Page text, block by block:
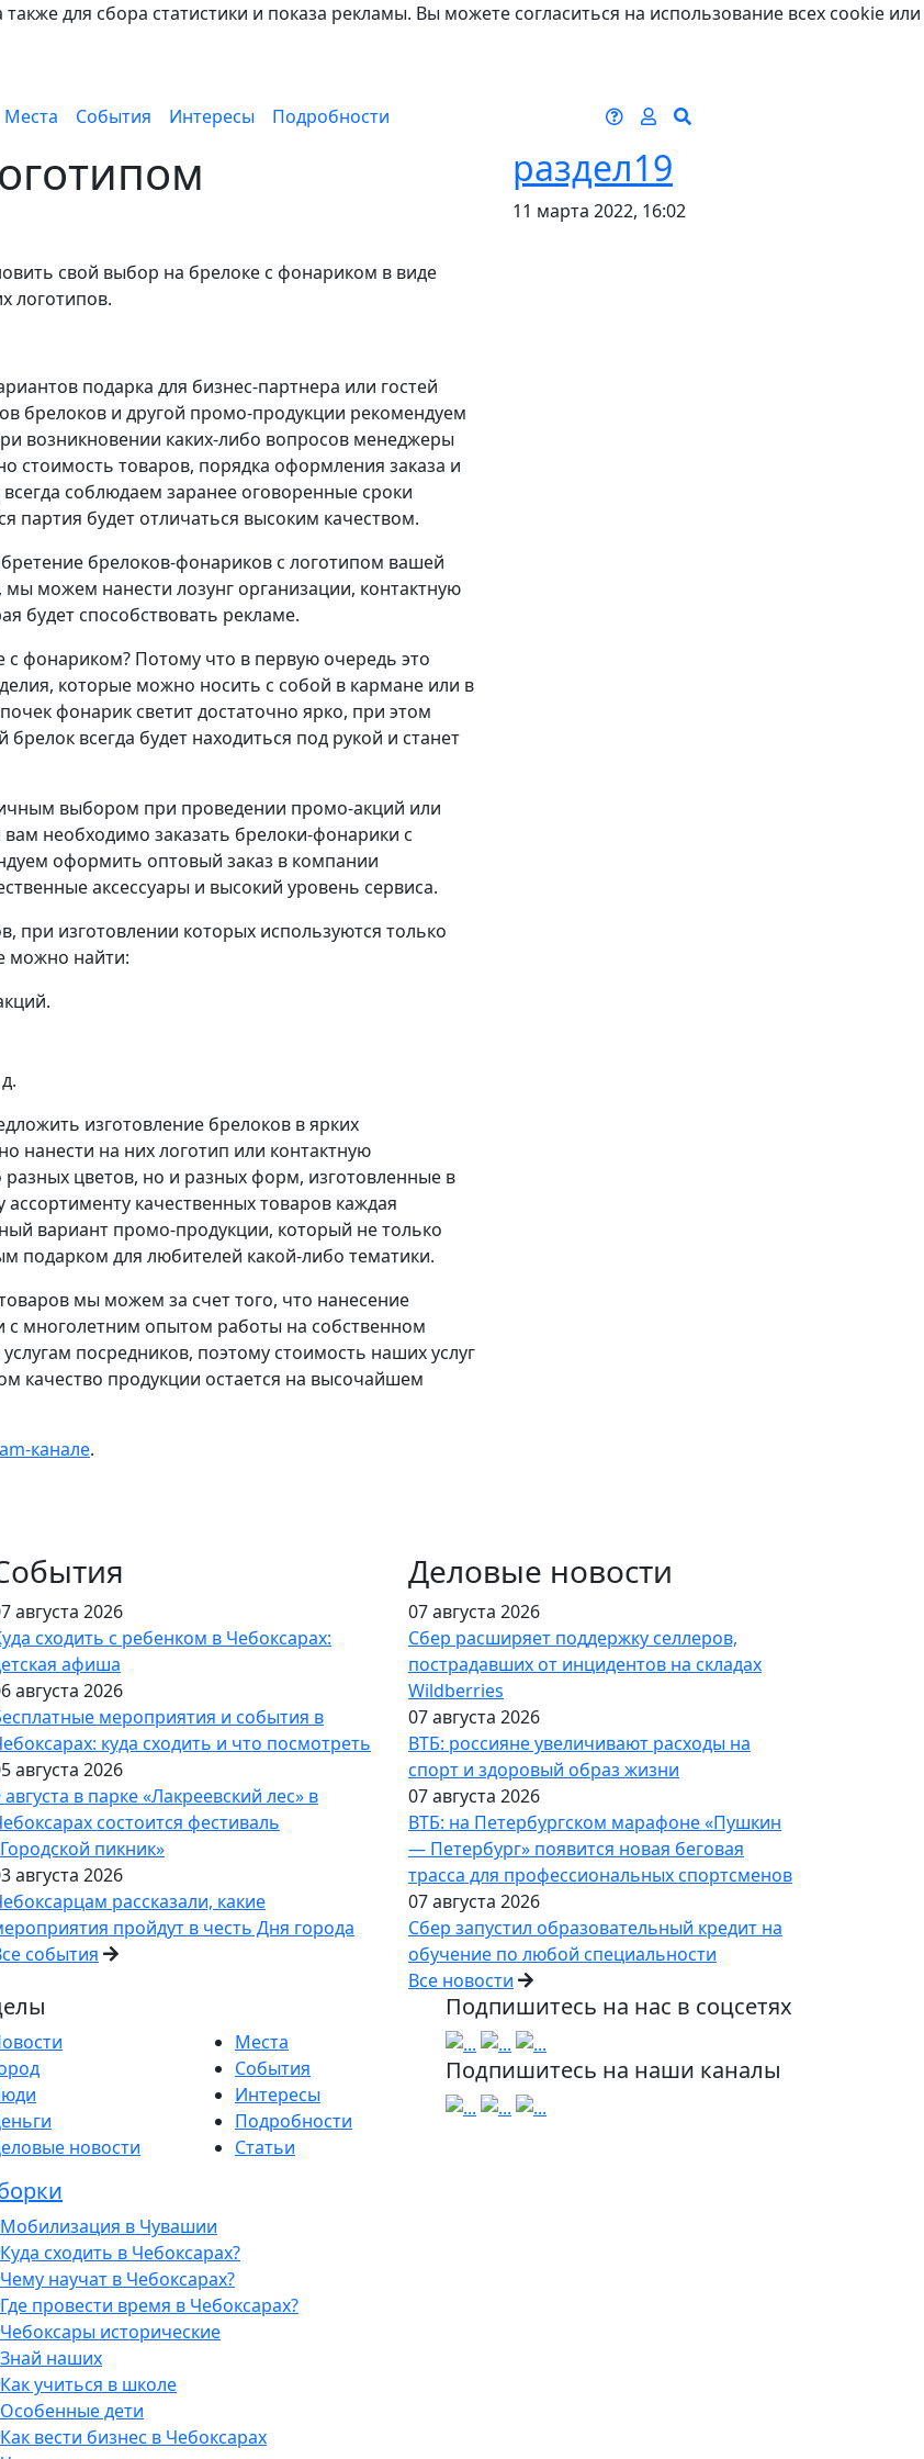
для сбора статистики и показа рекламы. Вы можете согласиться на использование всех cookie или
Места События Интересы Подробности
раздел19
11 марта 2022, 16:02
свой выбор на брелоке с фонариком в виде
логотипов.
подарка для бизнес-партнера или гостей
брелоков и другой промо-продукции рекомендуем
возникновении каких-либо вопросов менеджеры
стоимость товаров, порядка оформления заказа и
соблюдаем заранее оговоренные сроки
партия будет отличаться высоким качеством.
брелоков-фонариков с логотипом вашей
можем нанести лозунг организации, контактную
будет способствовать рекламе.
фонариком? Потому что в первую очередь это
которые можно носить с собой в кармане или в
фонарик светит достаточно ярко, при этом
всегда будет находиться под рукой и станет
выбором при проведении промо-акций или
необходимо заказать брелоки-фонарики с
оформить оптовый заказ в компании
аксессуары и высокий уровень сервиса.
при изготовлении которых используются только
можно найти:
изготовление брелоков в ярких
нанести на них логотип или контактную
цветов, но и разных форм, изготовленные в
качественных товаров каждая
вариант промо-продукции, который не только
подарком для любителей какой-либо тематики.
мы можем за счет того, что нанесение
многолетним опытом работы на собственном
посредников, поэтому стоимость наших услуг
качество продукции остается на высочайшем
канале.
августа 2026
сходить с ребенком в Чебоксарах:
афиша
августа 2026
мероприятия и события в
куда сходить и что посмотреть
августа 2026
августа в парке «Лакреевский лес» в
состоится фестиваль
пикник»
августа 2026
рассказали, какие
пройдут в честь Дня города
события
Деловые новости
07 августа 2026
Сбер расширяет поддержку селлеров,
пострадавших от инцидентов на складах
Wildberries
07 августа 2026
ВТБ: россияне увеличивают расходы на
спорт и здоровый образ жизни
07 августа 2026
ВТБ: на Петербургском марафоне «Пушкин
— Петербург» появится новая беговая
трасса для профессиональных спортсменов
07 августа 2026
Сбер запустил образовательный кредит на
обучение по любой специальности
Все новости
новости
Места
События
Интересы
Подробности
Статьи
в Чувашии
сходить в Чебоксарах?
научат в Чебоксарах?
провести время в Чебоксарах?
исторические
наших
учиться в школе
дети
вести бизнес в Чебоксарах
Подпишитесь на нас в соцсетях
Подпишитесь на наши каналы